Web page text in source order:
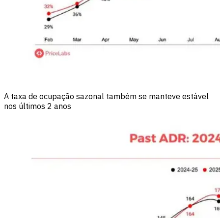
A taxa de ocupação sazonal também se manteve estável
nos últimos 2 anos